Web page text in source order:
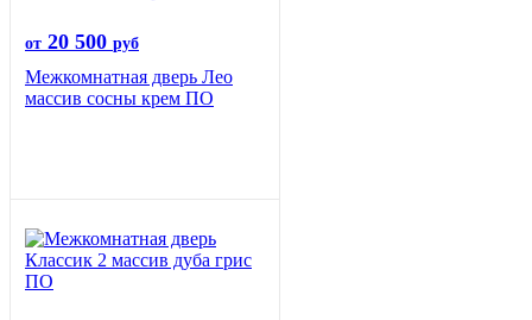
от 20 500 руб
Межкомнатная дверь Лео
массив сосны крем ПО